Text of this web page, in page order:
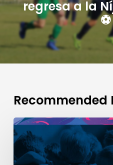
regresa a la
Recommended
COMUNICADO